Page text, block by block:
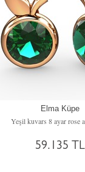
Elma Küpe
Yeşil kuvars 8 ayar rose
59.135 TL